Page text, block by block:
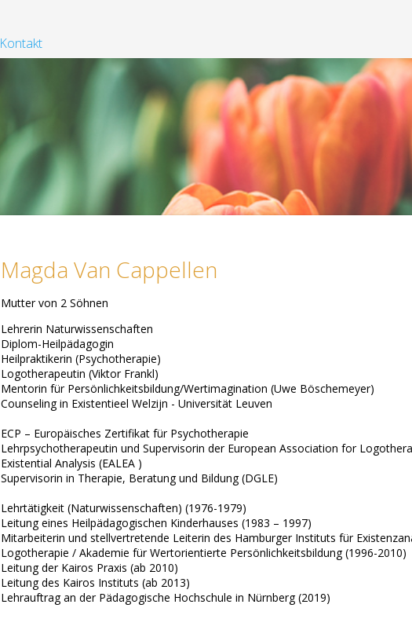
Kontakt
Magda Van Cappellen
Mutter von 2 Söhnen
Lehrerin Naturwissenschaften
Diplom-Heilpädagogin
Heilpraktikerin (Psychotherapie)
Logotherapeutin (Viktor Frankl)
Mentorin für Persönlichkeitsbildung/Wertimagination (Uwe Böschemeyer)
Counseling in Existentieel Welzijn - Universität Leuven
ECP – Europäisches Zertifikat für Psychotherapie
Lehrpsychotherapeutin und Supervisorin der European Association for
Existential Analysis (EALEA )
Supervisorin in Therapie, Beratung und Bildung (DGLE)
Lehrtätigkeit (Naturwissenschaften) (1976-1979)
Leitung eines Heilpädagogischen Kinderhauses (1983 – 1997)
Mitarbeiterin und stellvertretende Leiterin des Hamburger Instituts für
Logotherapie / Akademie für Wertorientierte Persönlichkeitsbildung (1996-2010)
Leitung der Kairos Praxis (ab 2010)
Leitung des Kairos Instituts (ab 2013)
Lehrauftrag an der Pädagogische Hochschule in Nürnberg (2019)